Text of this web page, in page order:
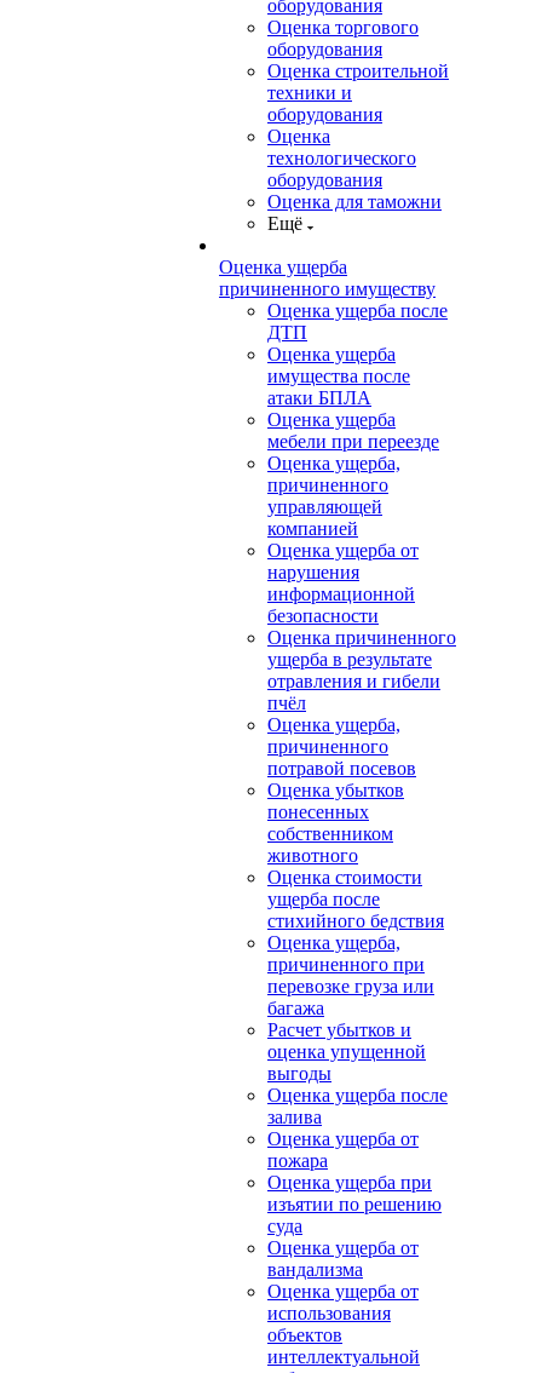
оборудования
Оценка торгового
оборудования
Оценка строительной
техники и
оборудования
Оценка
технологического
оборудования
Оценка для таможни
Ещё
Оценка ущерба
причиненного имуществу
Оценка ущерба после
ДТП
Оценка ущерба
имущества после
атаки БПЛА
Оценка ущерба
мебели при переезде
Оценка ущерба,
причиненного
управляющей
компанией
Оценка ущерба от
нарушения
информационной
безопасности
Оценка причиненного
ущерба в результате
отравления и гибели
пчёл
Оценка ущерба,
причиненного
потравой посевов
Оценка убытков
понесенных
собственником
животного
Оценка стоимости
ущерба после
стихийного бедствия
Оценка ущерба,
причиненного при
перевозке груза или
багажа
Расчет убытков и
оценка упущенной
выгоды
Оценка ущерба после
залива
Оценка ущерба от
пожара
Оценка ущерба при
изъятии по решению
суда
Оценка ущерба от
вандализма
Оценка ущерба от
использования
объектов
интеллектуальной